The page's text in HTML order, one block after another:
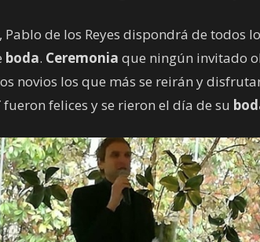
, Pablo de los Reyes dispondrá de todos
boda. Ceremonia que ningún invitado
novios los que más se reirán y
felices y se rieron el día de su